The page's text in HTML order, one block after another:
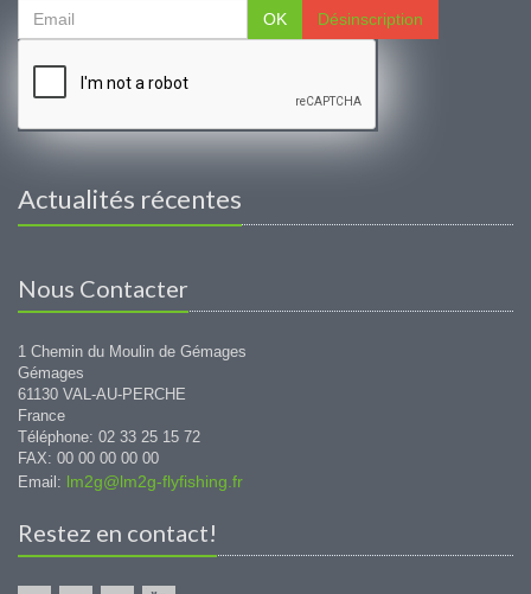
OK Désinscription
Actualités récentes
Nous Contacter
1 Chemin du Moulin de Gémages
Gémages
61130 VAL-AU-PERCHE
France
Téléphone: 02 33 25 15 72
FAX: 00 00 00 00 00
Email: lm2g@lm2g-flyfishing.fr
Restez en contact!